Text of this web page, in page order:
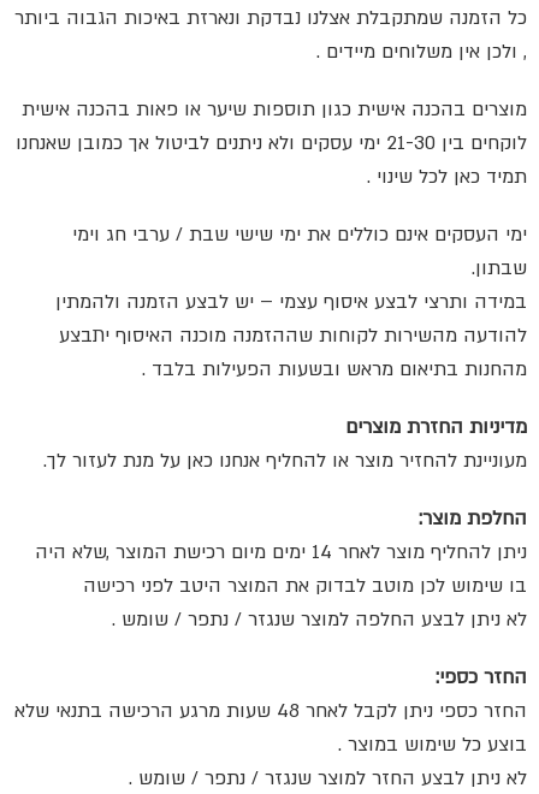
כל הזמנה שמתקבלת אצלנו נבדקת ונארזת באיכות הגבוה ביותר
, ולכן אין משלוחים מיידים .
מוצרים בהכנה אישית כגון תוספות שיער או פאות בהכנה אישית
לוקחים בין 21-30 ימי עסקים ולא ניתנים לביטול אך כמובן שאנחנו
תמיד כאן לכל שינוי .
ימי העסקים אינם כוללים את ימי שישי שבת / ערבי חג וימי
שבתון.
במידה ותרצי לבצע איסוף עצמי – יש לבצע הזמנה ולהמתין
להודעה מהשירות לקוחות שההזמנה מוכנה האיסוף יתבצע
מהחנות בתיאום מראש ובשעות הפעילות בלבד .
מדיניות החזרת מוצרים
מעוניינת להחזיר מוצר או להחליף אנחנו כאן על מנת לעזור לך.
החלפת מוצר:
ניתן להחליף מוצר לאחר 14 ימים מיום רכישת המוצר ,שלא היה
בו שימוש לכן מוטב לבדוק את המוצר היטב לפני רכישה
לא ניתן לבצע החלפה למוצר שנגזר / נתפר / שומש .
החזר כספי:
החזר כספי ניתן לקבל לאחר 48 שעות מרגע הרכישה בתנאי שלא
בוצע כל שימוש במוצר .
לא ניתן לבצע החזר למוצר שנגזר / נתפר / שומש .